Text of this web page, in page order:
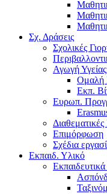
Σχ. Δράσεις
Σχολικές
Αγωγή Υγείας
Ομαλή
Εκπ.
Ευρωπ.
Επιμόρφωση
Σχέδια
Εκπαιδ. Υλικό